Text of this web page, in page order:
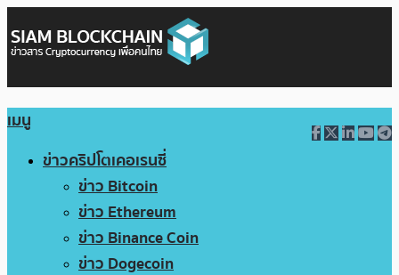
เมนู
ข่าวคริปโตเคอเรนซี่
ข่าว Bitcoin
ข่าว Ethereum
ข่าว Binance Coin
ข่าว Dogecoin